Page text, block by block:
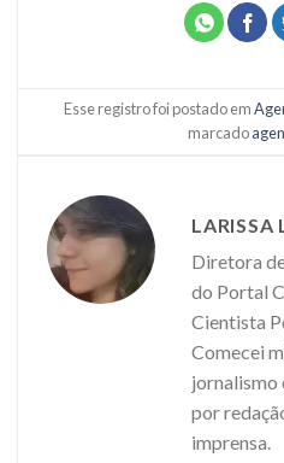
Esse registro foi postado em
marcado
LARISSA
Diretora
do Portal
Cientista
Comecei
jornalismo
por
imprensa.